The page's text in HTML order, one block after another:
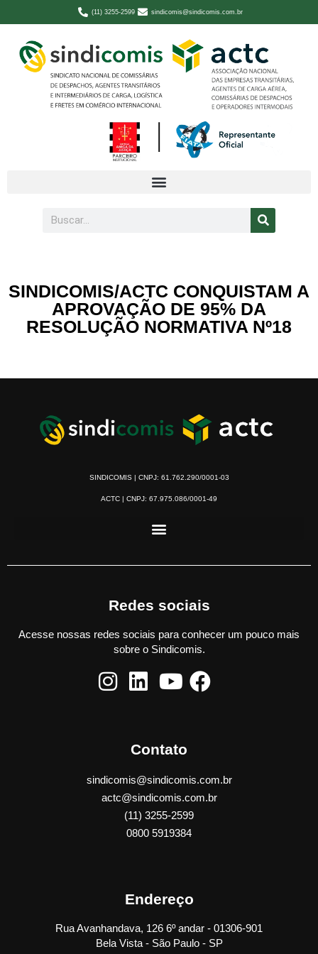
(11) 3255-2599 sindicomis@sindicomis.com.br
SINDICOMIS/ACTC CONQUISTAM A
APROVAÇÃO DE 95% DA
RESOLUÇÃO NORMATIVA Nº18
SINDICOMIS | CNPJ: 61.762.290/0001-03
ACTC | CNPJ: 67.975.086/0001-49
Redes sociais
Acesse nossas redes sociais para conhecer um pouco mais
sobre o Sindicomis.
Contato
sindicomis@sindicomis.com.br
actc@sindicomis.com.br
(11) 3255-2599
0800 5919384
Endereço
Rua Avanhandava, 126 6º andar - 01306-901
Bela Vista - São Paulo - SP